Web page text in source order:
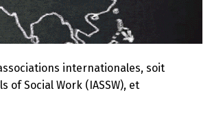
internationales, soit
of Social Work (IASSW), et